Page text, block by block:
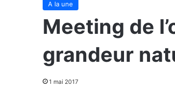
A la une
Meeting de
grandeur
1 mai 2017